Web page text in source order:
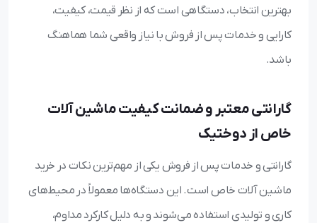
بهترین انتخاب، دستگاهی است که از نظر قیمت، کیفیت،
کارایی و خدمات پس از فروش با نیاز واقعی شما هماهنگ
باشد.
گارانتی معتبر و ضمانت کیفیت ماشین آلات
خاص از دوختیک
گارانتی و خدمات پس از فروش یکی از مهم‌ترین نکات در خرید
ماشین آلات خاص است. این دستگاه‌ها معمولاً در محیط‌های
کاری و تولیدی استفاده می‌شوند و به دلیل کارکرد مداوم،